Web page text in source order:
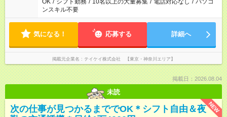
OK / シフト勤務 / 10名以上の大量募集 / 電話対応なし / パソコ
ンスキル不要
気になる！ 応募する 詳細へ
掲載元企業名 テイケイ株式会社 【東京・神奈川エリア】
掲載日：2026.08.04
未読
NEW
次の仕事が見つかるまででOK＊シフト自由＆夜